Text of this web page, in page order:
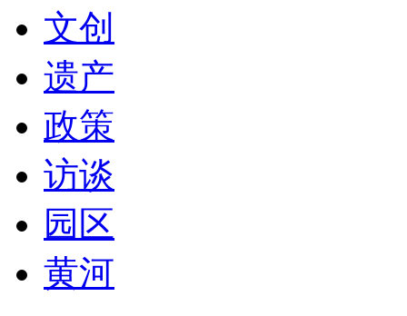
文创
遗产
政策
访谈
园区
黄河